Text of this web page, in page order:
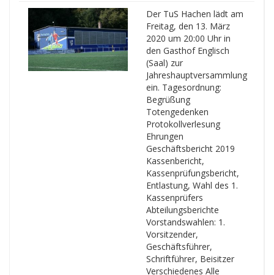
Der TuS Hachen lädt am
Freitag, den 13. März
2020 um 20:00 Uhr in
den Gasthof Englisch
(Saal) zur
Jahreshauptversammlung
ein. Tagesordnung:
Begrüßung
Totengedenken
Protokollverlesung
Ehrungen
Geschäftsbericht 2019
Kassenbericht,
Kassenprüfungsbericht,
Entlastung, Wahl des 1.
Kassenprüfers
Abteilungsberichte
Vorstandswahlen: 1.
Vorsitzender,
Geschäftsführer,
Schriftführer, Beisitzer
Verschiedenes Alle